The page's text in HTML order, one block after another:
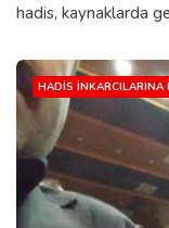
hadis, kaynaklarda
HADIS İNKARCILARINA